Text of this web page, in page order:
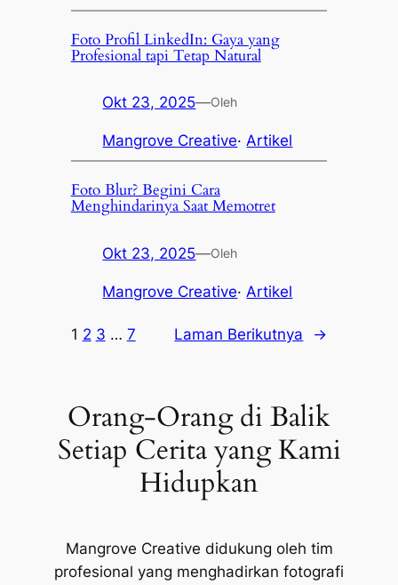
Foto Profil LinkedIn: Gaya yang
Profesional tapi Tetap Natural
Okt 23, 2025—Oleh
Mangrove Creative·Artikel
Foto Blur? Begini Cara
Menghindarinya Saat Memotret
Okt 23, 2025—Oleh
Mangrove Creative· Artikel
1 2 3 … 7 Laman Berikutnya →
Orang-Orang di Balik
Setiap Cerita yang Kami
Hidupkan
Mangrove Creative didukung oleh tim
profesional yang menghadirkan fotografi